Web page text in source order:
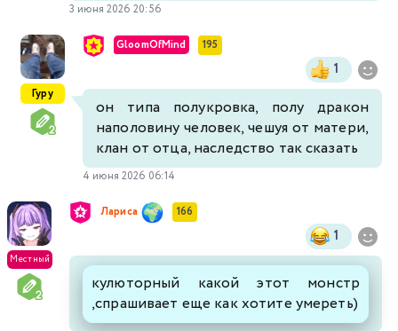
3 июня 2026 20:56
Гуру
GloomOfMind 195
1
он типа полукровка, полу дракон
наполовину человек, чешуя от матери,
клан от отца, наследство так сказать
4 июня 2026 06:14
Местный
Лариса 166
1
кулюторный какой этот монстр
,спрашивает еще как хотите умереть)